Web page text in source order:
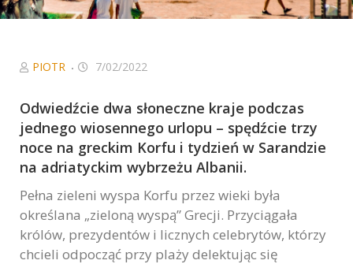
PIOTR 7/02/2022
Odwiedźcie dwa słoneczne kraje podczas
jednego wiosennego urlopu – spędźcie trzy
noce na greckim Korfu i tydzień w Sarandzie
na adriatyckim wybrzeżu Albanii.
Pełna zieleni wyspa Korfu przez wieki była
określana „zieloną wyspą” Grecji. Przyciągała
królów, prezydentów i licznych celebrytów, którzy
chcieli odpocząć przy plaży delektując się
współpracujemy
Marketing
W chwili obecnej
dodatkowych
narzędzi
marketingowych,
lecz nie